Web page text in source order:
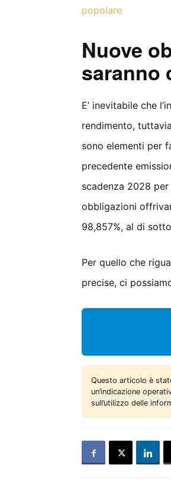
popolare
Nuove
saranno
E’ inevitabile che
rendimento,
sono elementi per
precedente
scadenza 2028
obbligazioni
98,857%, al di
Per quello che
precise, ci
Questo articolo è
un’indicazione
sull’utilizzo delle